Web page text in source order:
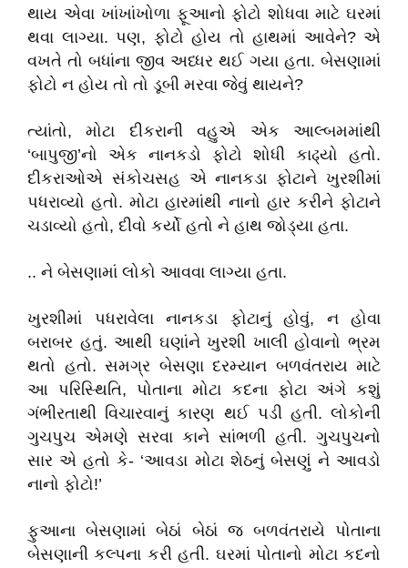
થાય એવા ખાંખાંખોળા ફૂઆનો ફોટો શોધવા માટે ઘરમાં
થવા લાગ્યા. પણ, ફોટો હોય તો હાથમાં આવેને? એ
વખતે તો બધાંના જીવ અધ્ધર થઈ ગયા હતા. બેસણામાં
ફોટો ન હોય તો તો ડૂબી મરવા જેવું થાયને?
ત્યાંતો, મોટા દીકરાની વહુએ એક આલ્બમમાંથી
‘બાપુજી’નો એક નાનકડો ફોટો શોધી કાઢ્યો હતો.
દીકરાઓએ સંકોચસહ એ નાનકડા ફોટાને ખુરશીમાં
પધરાવ્યો હતો. મોટા હારમાંથી નાનો હાર કરીને ફોટાને
ચડાવ્યો હતો, દીવો કર્યો હતો ને હાથ જોડ્યા હતા.
.. ને બેસણામાં લોકો આવવા લાગ્યા હતા.
ખુરશીમાં પધરાવેલા નાનકડા ફોટાનું હોવું, ન હોવા
બરાબર હતું. આથી ઘણાંને ખુરશી ખાલી હોવાનો ભ્રમ
થતો હતો. સમગ્ર બેસણા દરમ્યાન બળવંતરાય માટે
આ પરિસ્થિતિ, પોતાના મોટા કદના ફોટા અંગે કશું
ગંભીરતાથી વિચારવાનું કારણ થઈ પડી હતી. લોકોની
ગુચપુચ એમણે સરવા કાને સાંભળી હતી. ગુચપુચનો
સાર એ હતો કે- ‘આવડા મોટા શેઠનું બેસણું ને આવડો
નાનો ફોટો!’
ફુઆના બેસણામાં બેઠાં બેઠાં જ બળવંતરાયે પોતાના
બેસણાની કલ્પના કરી હતી. ઘરમાં પોતાનો મોટા કદનો